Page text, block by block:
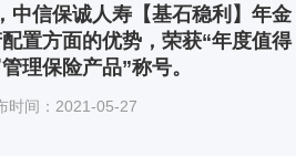
中信保诚人寿【基石稳利】年金
置方面的优势，荣获“年度值得
理保险产品”称号。
时间：2021-05-27